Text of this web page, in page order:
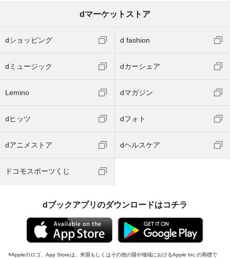
dマーケットストア
dショッピング d fashion
dミュージック dカーシェア
Lemino dマガジン
dヒッツ dフォト
dアニメストア dヘルスケア
ドコモスポーツくじ
dブックアプリのダウンロードはコチラ
Appleのロゴ、App Storeは、米国もしくはその他の国や地域におけるApple Inc.の商標で